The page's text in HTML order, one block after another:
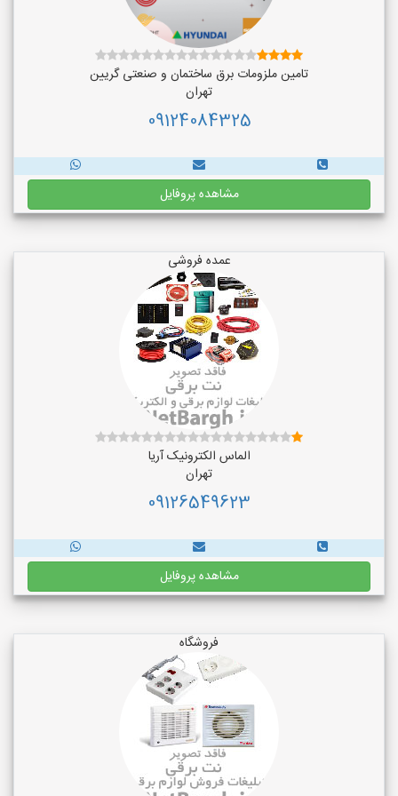
تامین ملزومات برق ساختمان و صنعتی گریین
تهران
09124084325
مشاهده پروفایل
عمده فروشی
الماس الکترونیک آریا
تهران
09126549623
مشاهده پروفایل
فروشگاه